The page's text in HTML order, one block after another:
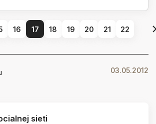
16 17 18 19 20 21 22
03.05.2012
sieti